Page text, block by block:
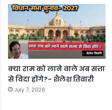
क्या राम को लाने वाले अब सत्ता
से विदा होंगे?- शैलेश तिवारी
July 7, 2026